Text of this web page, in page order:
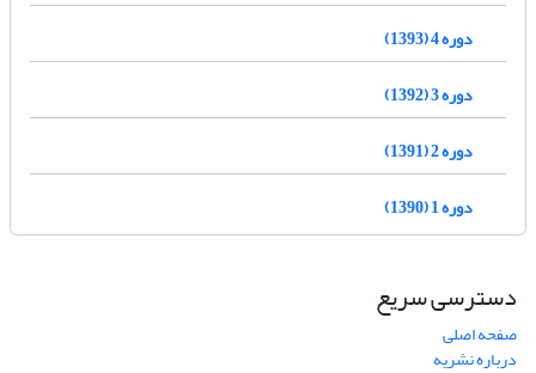
دوره 4 (1393)
دوره 3 (1392)
دوره 2 (1391)
دوره 1 (1390)
دسترسی سریع
صفحه اصلی
درباره نشریه